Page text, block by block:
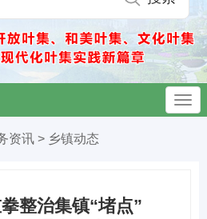
资讯 > 乡镇动态
整治集镇“堵点”